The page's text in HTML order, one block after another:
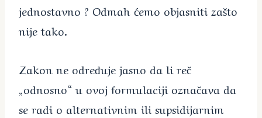
jednostavno ? Odmah ćemo objasniti zašto
nije tako.
Zakon ne određuje jasno da li reč
„odnosno“ u ovoj formulaciji označava da
se radi o alternativnim ili supsidijarnim